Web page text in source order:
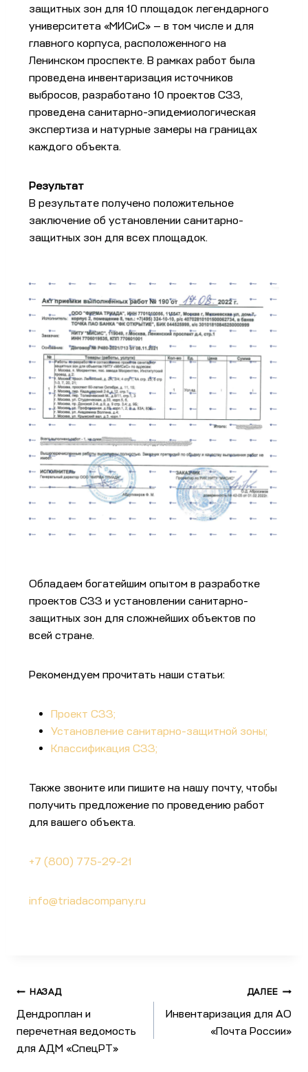
защитных зон для 10 площадок легендарного
университета «МИСиС» — в том числе и для
главного корпуса, расположенного на
Ленинском проспекте. В рамках работ была
проведена инвентаризация источников
выбросов, разработано 10 проектов СЗЗ,
проведена санитарно-эпидемиологическая
экспертиза и натурные замеры на границах
каждого объекта.
Результат
В результате получено положительное
заключение об установлении санитарно-
защитных зон для всех площадок.
Обладаем богатейшим опытом в разработке
проектов СЗЗ и установлении санитарно-
защитных зон для сложнейших объектов по
всей стране.
Рекомендуем прочитать наши статьи:
Проект СЗЗ;
Установление санитарно-защитной зоны;
Классификация СЗЗ;
Также звоните или пишите на нашу почту, чтобы
получить предложение по проведению работ
для вашего объекта.
+7 (800) 775-29-21
info@triadacompany.ru
НАЗАД
Дендроплан и
перечетная ведомость
для АДМ «СпецРТ»
ДАЛЕЕ
Инвентаризация для АО
«Почта России»